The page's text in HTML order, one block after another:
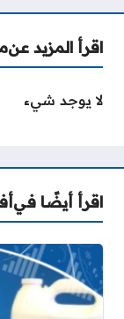
اقرأ المزيد عن
لا يوجد شيء
اقرأ أيضًا في